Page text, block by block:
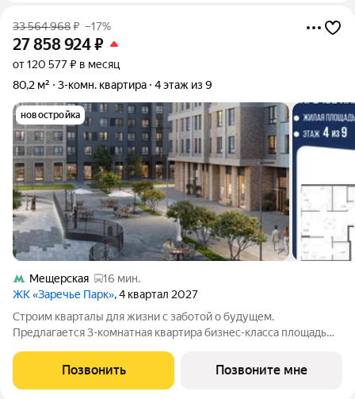
33 564 968₽ –17%
27 858 924₽
от 120 577 ₽ в месяц
80,2 м²
3-комн. квартира 4 этаж из 9
новостройка
Мещерская
16 мин.
ЖК «Заречье Парк», 4 квартал 2027
Строим кварталы для жизни с заботой о будущем.
Предлагается 3-комнатная квартира бизнес-класса площадью
комплексе "Заречье Парк".Квартира сдается с отделкой из
качественных материалов: так,
Позвонить Позвоните мне